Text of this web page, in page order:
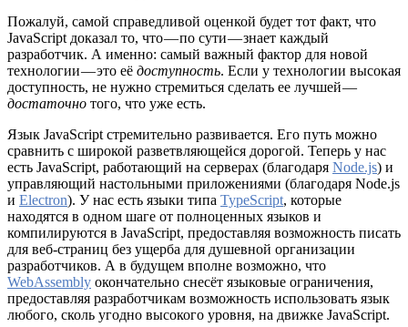
Пожалуй, самой справедливой оценкой будет тот факт, что
JavaScript доказал то, что — по сути — знает каждый
разработчик. А именно: самый важный фактор для новой
технологии — это её доступность. Если у технологии высокая
доступность, не нужно стремиться сделать ее лучшей —
достаточно того, что уже есть.
Язык JavaScript стремительно развивается. Его путь можно
сравнить с широкой разветвляющейся дорогой. Теперь у нас
есть JavaScript, работающий на серверах (благодаря Node.js) и
управляющий настольными приложениями (благодаря Node.js
и Electron). У нас есть языки типа TypeScript, которые
находятся в одном шаге от полноценных языков и
компилируются в JavaScript, предоставляя возможность писать
для веб-страниц без ущерба для душевной организации
разработчиков. А в будущем вполне возможно, что
WebAssembly окончательно снесёт языковые ограничения,
предоставляя разработчикам возможность использовать язык
любого, сколь угодно высокого уровня, на движке JavaScript.